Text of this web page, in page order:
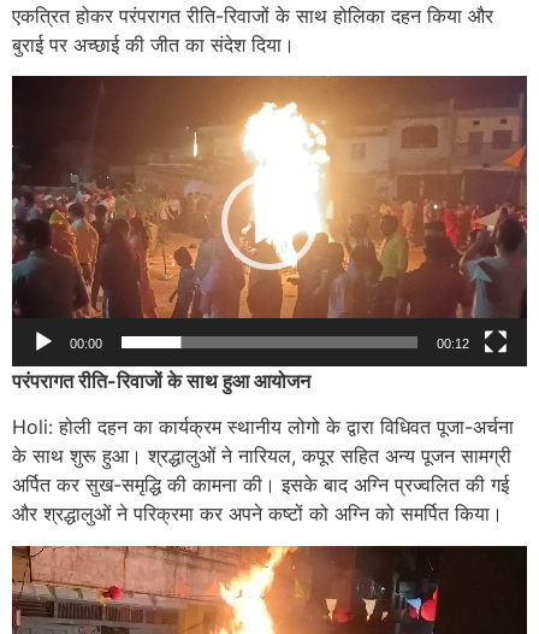
एकत्रित होकर परंपरागत रीति-रिवाजों के साथ होलिका दहन किया और
बुराई पर अच्छाई की जीत का संदेश दिया।
00:00 00:12
परंपरागत रीति-रिवाजों के साथ हुआ आयोजन
Holi: होली दहन का कार्यक्रम स्थानीय लोगो के द्वारा विधिवत पूजा-अर्चना
के साथ शुरू हुआ। श्रद्धालुओं ने नारियल, कपूर सहित अन्य पूजन सामग्री
अर्पित कर सुख-समृद्धि की कामना की। इसके बाद अग्नि प्रज्वलित की गई
और श्रद्धालुओं ने परिक्रमा कर अपने कष्टों को अग्नि को समर्पित किया।
Video
Player